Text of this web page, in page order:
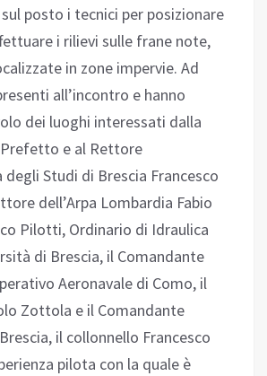
posto i tecnici per posizionare
i rilievi sulle frane note,
in zone impervie. Ad
all’incontro e hanno
dei luoghi interessati dalla
e al Rettore
degli Studi di Brescia Francesco
dell’Arpa Lombardia Fabio
Pilotti, Ordinario di Idraulica
di Brescia, il Comandante
Aeronavale di Como, il
Zottola e il Comandante
il collonnello Francesco
pilota con la quale è